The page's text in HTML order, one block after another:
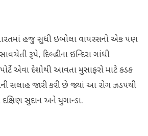
હજુ સુધી ઇબોલા વાયરસનો એક પણ
રૂપે, દિલ્હીના ઇન્દિરા ગાંધી
એવા દેશોથી આવતા મુસાફરો માટે કડક
સલાહ જારી કરી છે જ્યાં આ રોગ ઝડપથી
દક્ષિણ સુદાન અને યુગાન્ડા.